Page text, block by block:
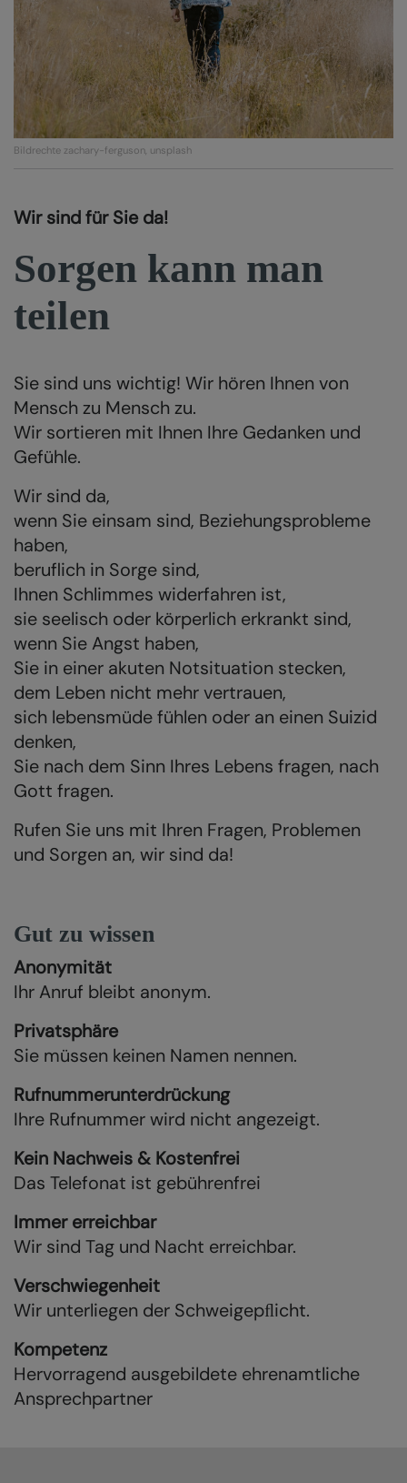
Bildrechte zachary-ferguson, unsplash
Wir sind für Sie da!
Sorgen kann man
teilen
Sie sind uns wichtig! Wir hören Ihnen von
Mensch zu Mensch zu.
Wir sortieren mit Ihnen Ihre Gedanken und
Gefühle.
Wir sind da,
wenn Sie einsam sind, Beziehungsprobleme
haben,
beruflich in Sorge sind,
Ihnen Schlimmes widerfahren ist,
sie seelisch oder körperlich erkrankt sind,
wenn Sie Angst haben,
Sie in einer akuten Notsituation stecken,
dem Leben nicht mehr vertrauen,
sich lebensmüde fühlen oder an einen Suizid
denken,
Sie nach dem Sinn Ihres Lebens fragen, nach
Gott fragen.
Rufen Sie uns mit Ihren Fragen, Problemen
und Sorgen an, wir sind da!
Gut zu wissen
Anonymität
Ihr Anruf bleibt anonym.
Privatsphäre
Sie müssen keinen Namen nennen.
Rufnummerunterdrückung
Ihre Rufnummer wird nicht angezeigt.
Kein Nachweis & Kostenfrei
Das Telefonat ist gebührenfrei
Immer erreichbar
Wir sind Tag und Nacht erreichbar.
Verschwiegenheit
Wir unterliegen der Schweigepﬂicht.
Kompetenz
Hervorragend ausgebildete ehrenamtliche
Ansprechpartner